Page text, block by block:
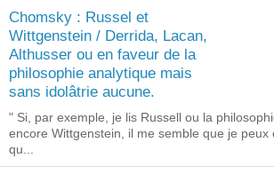
Chomsky : Russel et
Wittgenstein / Derrida, Lacan,
Althusser ou en faveur de la
philosophie analytique mais
sans idolâtrie aucune.
" Si, par exemple, je lis Russell ou la
encore Wittgenstein, il me semble que je peux
qu...